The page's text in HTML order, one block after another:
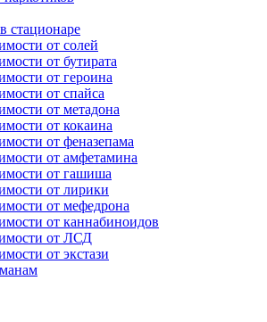
стационаре
от солей
от бутирата
от героина
от спайса
от метадона
от кокаина
от феназепама
от амфетамина
от гашиша
от лирики
от мефедрона
от каннабиноидов
от ЛСД
от экстази